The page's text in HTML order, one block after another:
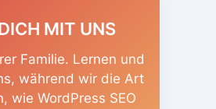
MIT UNS
Familie. Lernen und
während wir die Art
wie WordPress SEO